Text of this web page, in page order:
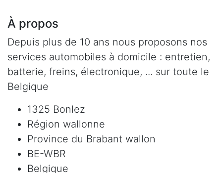
À propos
Depuis plus de 10 ans nous proposons nos
services automobiles à domicile : entretien,
batterie, freins, électronique, ... sur toute le
Belgique
1325 Bonlez
Région wallonne
Province du Brabant wallon
BE-WBR
Belgique